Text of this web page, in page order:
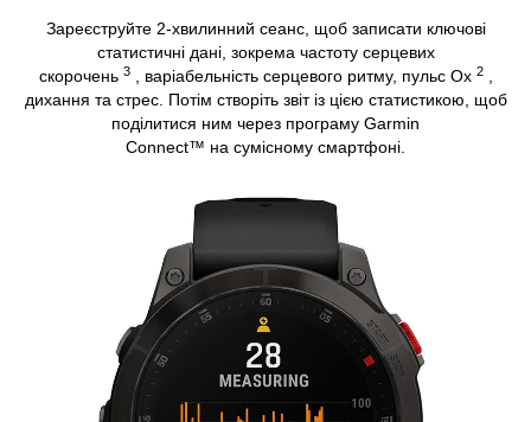
Зареєструйте 2-хвилинний сеанс, щоб записати ключові
статистичні дані, зокрема частоту серцевих
скорочень 3, варіабельність серцевого ритму, пульс Ox 2,
дихання та стрес. Потім створіть звіт із цією статистикою, щоб
поділитися ним через програму Garmin
Connect™ на сумісному смартфоні.